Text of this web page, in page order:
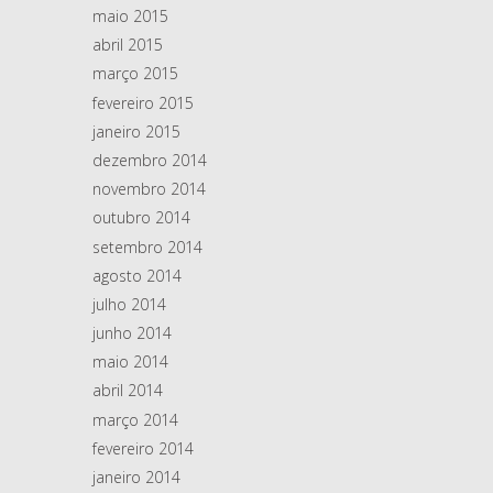
maio 2015
abril 2015
março 2015
fevereiro 2015
janeiro 2015
dezembro 2014
novembro 2014
outubro 2014
setembro 2014
agosto 2014
julho 2014
junho 2014
maio 2014
abril 2014
março 2014
fevereiro 2014
janeiro 2014